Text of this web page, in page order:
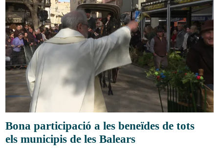
Bona participació a les beneïdes de tots
els municipis de les Balears